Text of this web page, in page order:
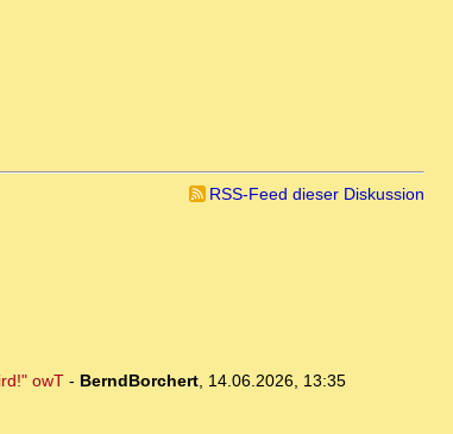
RSS-Feed dieser Diskussion
owT- BerndBorchert, 14.06.2026, 13:35